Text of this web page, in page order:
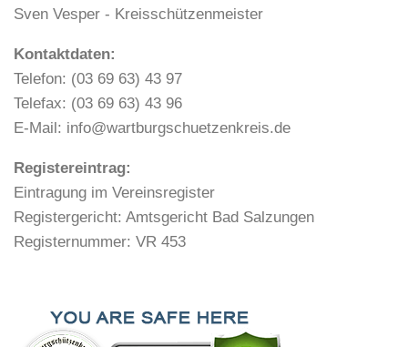
Sven Vesper - Kreisschützenmeister
Kontaktdaten:
Telefon: (03 69 63) 43 97
Telefax: (03 69 63) 43 96
E-Mail: info@wartburgschuetzenkreis.de
Registereintrag:
Eintragung im Vereinsregister
Registergericht: Amtsgericht Bad Salzungen
Registernummer: VR 453